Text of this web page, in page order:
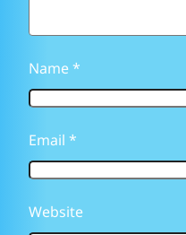
Name*
Email *
Website